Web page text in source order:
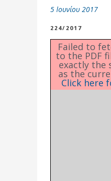
5 Ιουνίου 2017
224/2017
Failed to
to the PDF
exactly the
as the
Click here